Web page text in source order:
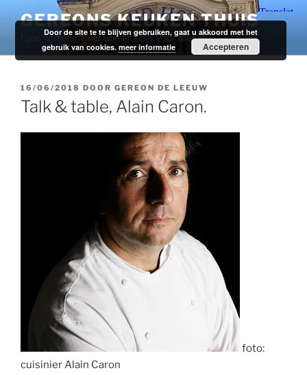
naar
inhoud
GEREONS KEUKEN THUIS
Fijne verhalen over wijn en spijs voor alledag.
GEPLAATST
OP
16/06/2018 DOOR GEREON DE LEEUW
Talk & table, Alain Caron.
foto:
cuisinier Alain Caron
Door de site te te blijven gebruiken, gaat u akkoord met het
gebruik van cookies.meer informatie Accepteren